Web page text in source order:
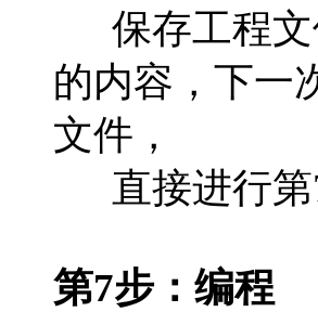
保存工程文
的内容，下一
文件，
直接进行第
第7步：编程